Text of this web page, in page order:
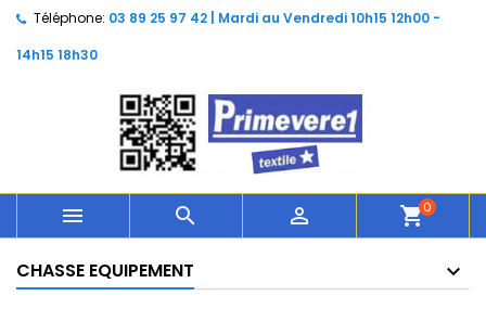
Téléphone: 03 89 25 97 42 | Mardi au Vendredi 10h15 12h00 -
14h15 18h30
   shopping_cart0
CHASSE EQUIPEMENT